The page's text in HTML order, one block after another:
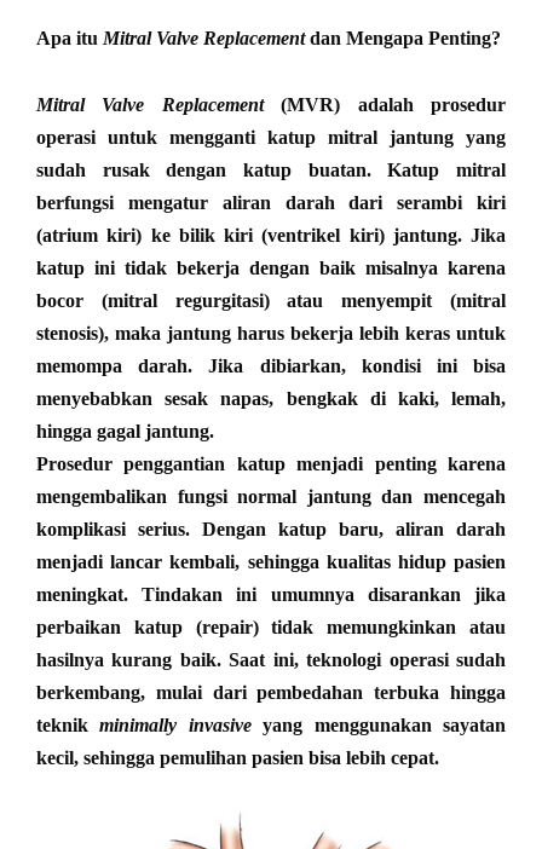
Apa itu Mitral Valve Replacementdan Mengapa Penting?
Mitral Valve Replacement(MVR) adalah prosedur
operasi untuk mengganti katup mitral jantung yang
sudah rusak dengan katup buatan. Katup mitral
berfungsi mengatur aliran darah dari serambi kiri
(atrium kiri) ke bilik kiri (ventrikel kiri) jantung. Jika
katup ini tidak bekerja dengan baik misalnya karena
bocor (mitral regurgitasi) atau menyempit (mitral
stenosis), maka jantung harus bekerja lebih keras untuk
memompa darah. Jika dibiarkan, kondisi ini bisa
menyebabkan sesak napas, bengkak di kaki, lemah,
hingga gagal jantung.
Prosedur penggantian katup menjadi penting karena
mengembalikan fungsi normal jantung dan mencegah
komplikasi serius. Dengan katup baru, aliran darah
menjadi lancar kembali, sehingga kualitas hidup pasien
meningkat. Tindakan ini umumnya disarankan jika
perbaikan katup (repair) tidak memungkinkan atau
hasilnya kurang baik. Saat ini, teknologi operasi sudah
berkembang, mulai dari pembedahan terbuka hingga
teknikminimally invasiveyang menggunakan sayatan
kecil, sehingga pemulihan pasien bisa lebih cepat.